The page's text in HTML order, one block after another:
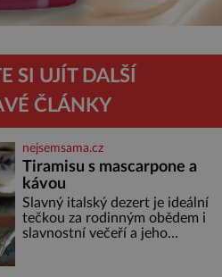
SI UJÍT DALŠÍ
ČLÁNKY
nejsemsama.cz
Tiramisu s mascarpone a
kávou
Slavný italský dezert je ideální
tečkou za rodinným obědem i
slavnostní večeří a jeho